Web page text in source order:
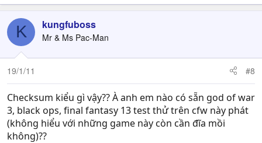
K kungfuboss
Mr & Ms Pac-Man
19/1/11 #8
Checksum kiểu gì vậy?? À anh em nào có sẵn god of war
3, black ops, final fantasy 13 test thử trên cfw này phát
(không hiểu với những game này còn cần đĩa mồi
không)??